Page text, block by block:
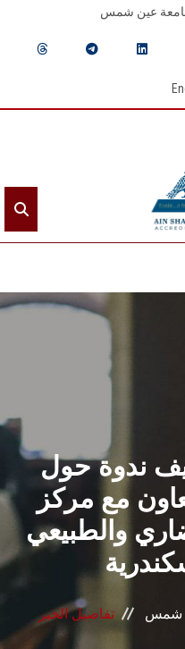
عين شمس
القطاعـات
الشئون الأكاديمية
البحث العلمي
الرعاية الصحية
المراكز والوحدات
ندوة حول
مع مركز
والطبيعي
شمس تفاصيل الخبر